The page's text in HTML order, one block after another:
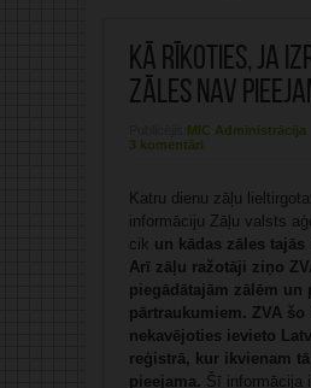
Kā rīkoties, ja
zāles nav
MIC Administrācija
3 komentāri
Katru dienu zāļu
informāciju Zāļu valsts
cik un kādas zāles tajās
Arī zāļu ražotāji ziņo
piegādātajām zālēm un
pārtraukumiem. ZVA
nekavējoties ievieto
reģistrā, kur ikvienam
pieejama. Šī informācija